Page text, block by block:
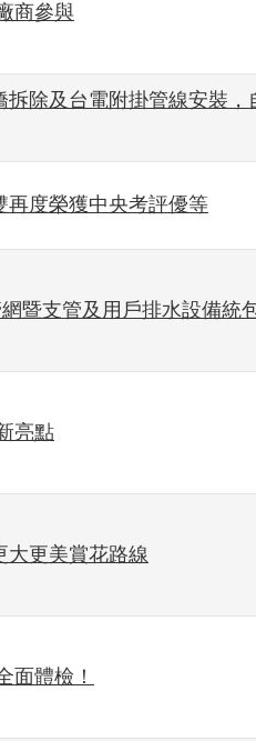
商參與
除及台電附掛管線安裝
再度榮獲中央考評優等
暨支管及用戶排水設備統
亮點
大更美賞花路線
面體檢！